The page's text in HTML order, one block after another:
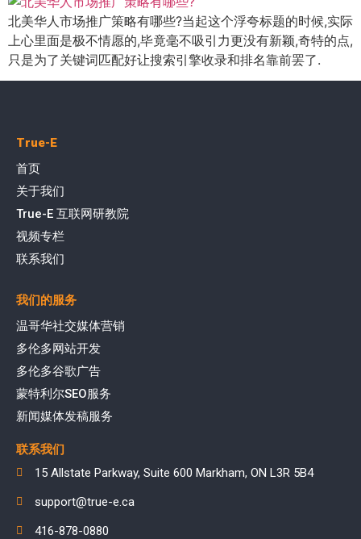
北美华人市场推广策略有哪些?当起这个浮夸标题的时候,实际
上心里面是极不情愿的,毕竟毫不吸引力更没有新颖,奇特的点,
只是为了关键词匹配好让搜索引擎收录和排名靠前罢了.
True-E
首页
关于我们
True-E 互联网研教院
视频专栏
联系我们
我们的服务
温哥华社交媒体营销
多伦多网站开发
多伦多谷歌广告
蒙特利尔SEO服务
新闻媒体发稿服务
联系我们
15 Allstate Parkway, Suite 600 Markham, ON L3R 5B4
support@true-e.ca
416-878-0880